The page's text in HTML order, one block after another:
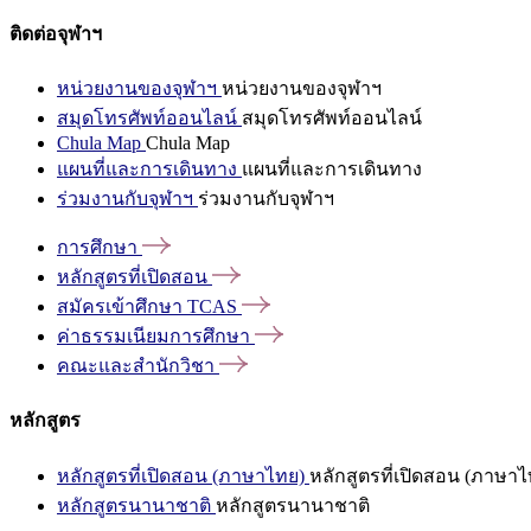
ติดต่อจุฬาฯ
หน่วยงานของจุฬาฯ หน่วยงานของจุฬาฯ
สมุดโทรศัพท์ออนไลน์ สมุดโทรศัพท์ออนไลน์
Chula Map Chula Map
แผนที่และการเดินทาง แผนที่และการเดินทาง
ร่วมงานกับจุฬาฯ ร่วมงานกับจุฬาฯ
การศึกษา
หลักสูตรที่เปิดสอน
สมัครเข้าศึกษา TCAS
ค่าธรรมเนียมการศึกษา
คณะและสำนักวิชา
หลักสูตร
หลักสูตรที่เปิดสอน (ภาษาไทย) หลักสูตรที่เปิดสอน (ภาษาไ
หลักสูตรนานาชาติ หลักสูตรนานาชาติ